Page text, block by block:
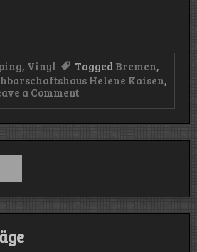
, Vinyl Tagged Bremen,
Helene Kaisen,
a Commenton
Bremen
(Nachbarschaftshaus